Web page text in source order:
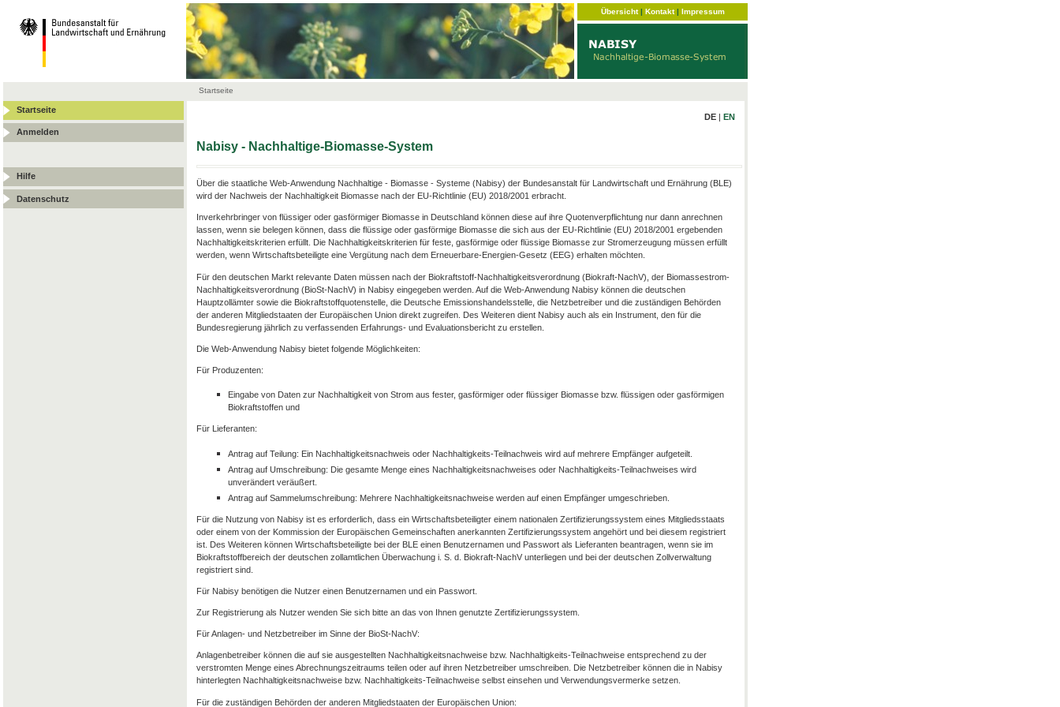
Übersicht| Kontakt| Impressum
Startseite
Startseite
Anmelden
Hilfe
Datenschutz
DE |EN
Nabisy - Nachhaltige-Biomasse-System
Über die staatliche Web-Anwendung Nachhaltige - Biomasse - Systeme (Nabisy) der Bundesanstalt für Landwirtschaft und Ernährung (BLE)
wird der Nachweis der Nachhaltigkeit Biomasse nach der EU-Richtlinie (EU) 2018/2001 erbracht.
Inverkehrbringer von flüssiger oder gasförmiger Biomasse in Deutschland können diese auf ihre Quotenverpflichtung nur dann anrechnen
lassen, wenn sie belegen können, dass die flüssige oder gasförmige Biomasse die sich aus der EU-Richtlinie (EU) 2018/2001 ergebenden
Nachhaltigkeitskriterien erfüllt. Die Nachhaltigkeitskriterien für feste, gasförmige oder flüssige Biomasse zur Stromerzeugung müssen erfüllt
werden, wenn Wirtschaftsbeteiligte eine Vergütung nach dem Erneuerbare-Energien-Gesetz (EEG) erhalten möchten.
Für den deutschen Markt relevante Daten müssen nach der Biokraftstoff-Nachhaltigkeitsverordnung (Biokraft-NachV), der Biomassestrom-
Nachhaltigkeitsverordnung (BioSt-NachV) in Nabisy eingegeben werden. Auf die Web-Anwendung Nabisy können die deutschen
Hauptzollämter sowie die Biokraftstoffquotenstelle, die Deutsche Emissionshandelsstelle, die Netzbetreiber und die zuständigen Behörden
der anderen Mitgliedstaaten der Europäischen Union direkt zugreifen. Des Weiteren dient Nabisy auch als ein Instrument, den für die
Bundesregierung jährlich zu verfassenden Erfahrungs- und Evaluationsbericht zu erstellen.
Die Web-Anwendung Nabisy bietet folgende Möglichkeiten:
Für Produzenten:
Eingabe von Daten zur Nachhaltigkeit von Strom aus fester, gasförmiger oder flüssiger Biomasse bzw. flüssigen oder gasförmigen
Biokraftstoffen und
Für Lieferanten:
Antrag auf Teilung: Ein Nachhaltigkeitsnachweis oder Nachhaltigkeits-Teilnachweis wird auf mehrere Empfänger aufgeteilt.
Antrag auf Umschreibung: Die gesamte Menge eines Nachhaltigkeitsnachweises oder Nachhaltigkeits-Teilnachweises wird
unverändert veräußert.
Antrag auf Sammelumschreibung: Mehrere Nachhaltigkeitsnachweise werden auf einen Empfänger umgeschrieben.
Für die Nutzung von Nabisy ist es erforderlich, dass ein Wirtschaftsbeteiligter einem nationalen Zertifizierungssystem eines Mitgliedsstaats
oder einem von der Kommission der Europäischen Gemeinschaften anerkannten Zertifizierungssystem angehört und bei diesem registriert
ist. Des Weiteren können Wirtschaftsbeteiligte bei der BLE einen Benutzernamen und Passwort als Lieferanten beantragen, wenn sie im
Biokraftstoffbereich der deutschen zollamtlichen Überwachung i. S. d. Biokraft-NachV unterliegen und bei der deutschen Zollverwaltung
registriert sind.
Für Nabisy benötigen die Nutzer einen Benutzernamen und ein Passwort.
Zur Registrierung als Nutzer wenden Sie sich bitte an das von Ihnen genutzte Zertifizierungssystem.
Für Anlagen- und Netzbetreiber im Sinne der BioSt-NachV:
Anlagenbetreiber können die auf sie ausgestellten Nachhaltigkeitsnachweise bzw. Nachhaltigkeits-Teilnachweise entsprechend zu der
verstromten Menge eines Abrechnungszeitraums teilen oder auf ihren Netzbetreiber umschreiben. Die Netzbetreiber können die in Nabisy
hinterlegten Nachhaltigkeitsnachweise bzw. Nachhaltigkeits-Teilnachweise selbst einsehen und Verwendungsvermerke setzen.
Für die zuständigen Behörden der anderen Mitgliedstaaten der Europäischen Union: